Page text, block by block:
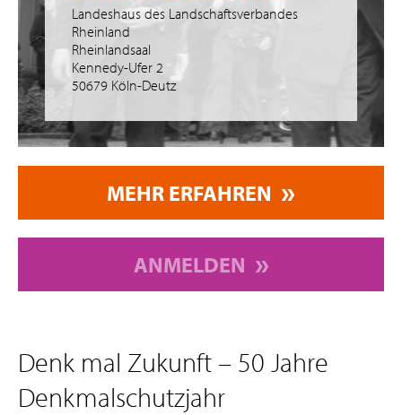
Landeshaus des Landschaftsverbandes
Rheinland
Rheinlandsaal
Kennedy-Ufer 2
50679 Köln-Deutz
MEHR ERFAHREN
ANMELDEN
Denk mal Zukunft – 50 Jahre
Denkmalschutzjahr